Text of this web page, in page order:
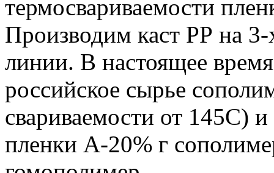
термосвариваемости
Производим каст РР на
линии. В настоящее
российское сырье
свариваемости от 145С)
пленки А-20% г